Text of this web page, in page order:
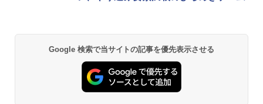
Google 検索で当サイトの記事を優先表示させる